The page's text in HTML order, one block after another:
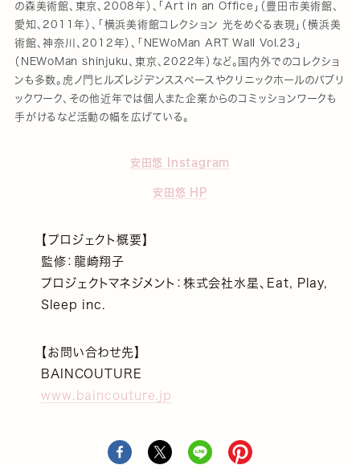
の森美術館、東京、2008年）、「Art in an Office」（豊田市美術館、
愛知、2011年）、「横浜美術館コレクション 光をめぐる表現」（横浜美
術館、神奈川、2012年）、「NEWoMan ART Wall Vol.23」
（NEWoMan shinjuku、東京、2022年）など。国内外でのコレクショ
ンも多数。虎ノ門ヒルズレジデンススペースやクリニックホールのパブリ
ックワーク、その他近年では個人また企業からのコミッションワークも
手がけるなど活動の幅を広げている。
安田悠 Instagram
安田悠 HP
【プロジェクト概要】
監修：龍崎翔子
プロジェクトマネジメント：株式会社水星、Eat, Play,
Sleep inc.
【お問い合わせ先】
BAINCOUTURE
www.baincouture.jp